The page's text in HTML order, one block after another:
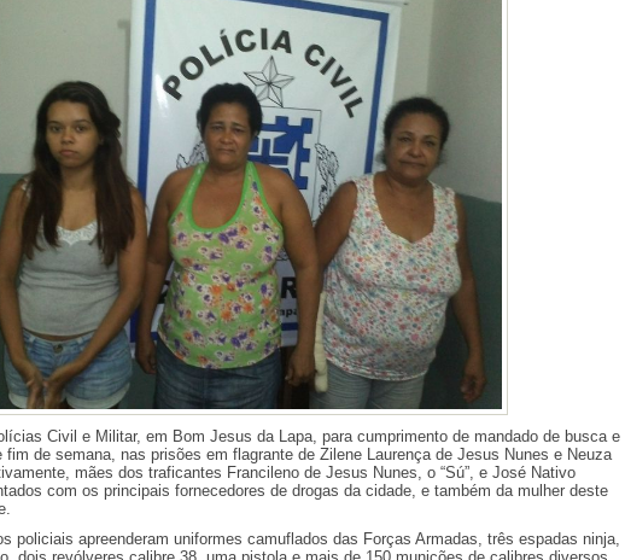
Civil e Militar, em Bom Jesus da Lapa, para cumprimento de mandado de busca e
fim de semana, nas prisões em flagrante de Zilene Laurença de Jesus Nunes e Neuza
mães dos traficantes Francileno de Jesus Nunes, o “Sú”, e José Nativo
com os principais fornecedores de drogas da cidade, e também da mulher deste
policiais apreenderam uniformes camuflados das Forças Armadas, três espadas ninja,